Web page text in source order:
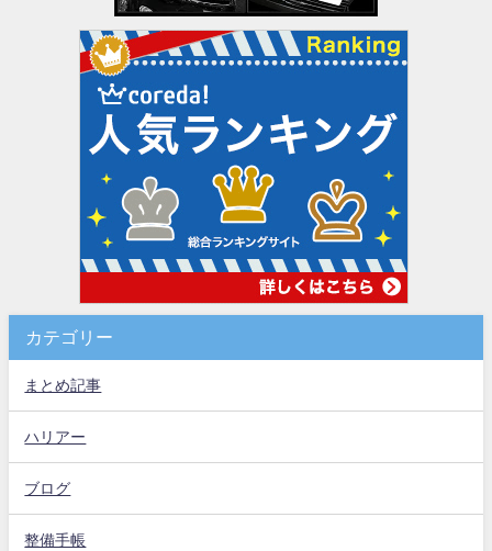
カテゴリー
まとめ記事
ハリアー
ブログ
整備手帳